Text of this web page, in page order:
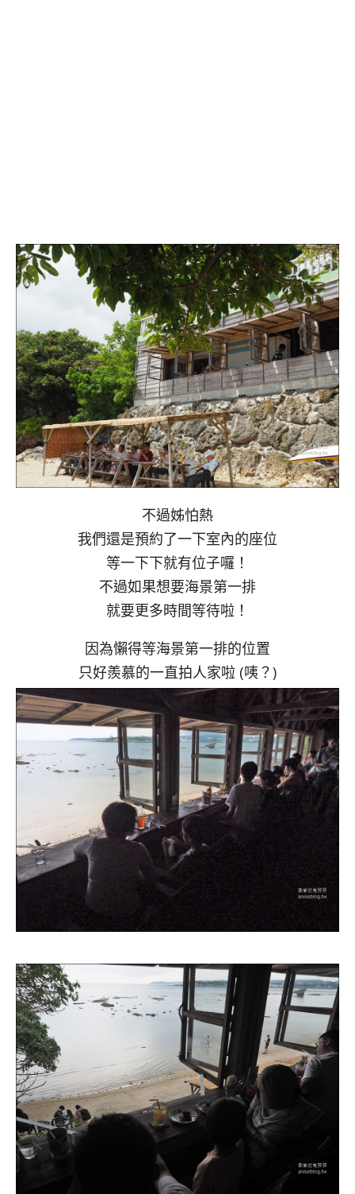
不過姊怕熱
我們還是預約了一下室內的座位
等一下下就有位子囉！
不過如果想要海景第一排
就要更多時間等待啦！
因為懶得等海景第一排的位置
只好羨慕的一直拍人家啦 (咦？)